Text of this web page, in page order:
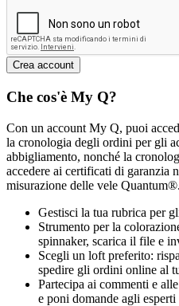
Che cos'è My Q?
Con un account My Q, puoi
la cronologia degli ordini per gli
abbigliamento, nonché la
accedere ai certificati di garanzia
misurazione delle vele
Gestisci la tua rubrica per
Strumento per la
spinnaker, scarica il file e
Scegli un loft preferito:
spedire gli ordini online al
Partecipa ai commenti e
e poni domande agli